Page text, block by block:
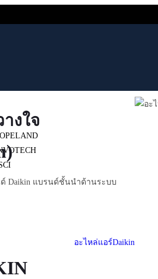
งใจ
Daikin แบรนด์ชั้นนำด้านระบบ
อะไหล่แอร์Daikin